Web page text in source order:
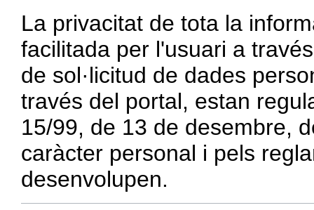
La privacitat de tota la
facilitada per l'usuari a
de sol·licitud de dades
través del portal, estan
15/99, de 13 de desembre,
caràcter personal i pels
desenvolupen.